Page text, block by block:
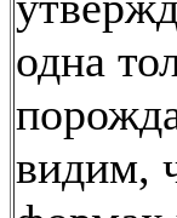
одна
видим,